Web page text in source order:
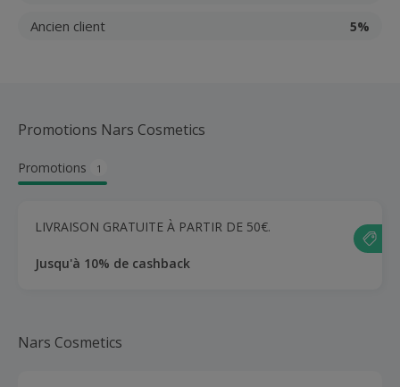
Ancien client 5%
Promotions Nars Cosmetics
Promotions 1
LIVRAISON GRATUITE À PARTIR DE 50€.
Jusqu'à 10% de cashback
Nars Cosmetics